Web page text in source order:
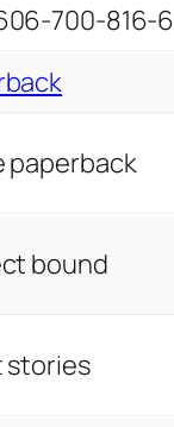
700-816-6
paperback
bound
stories